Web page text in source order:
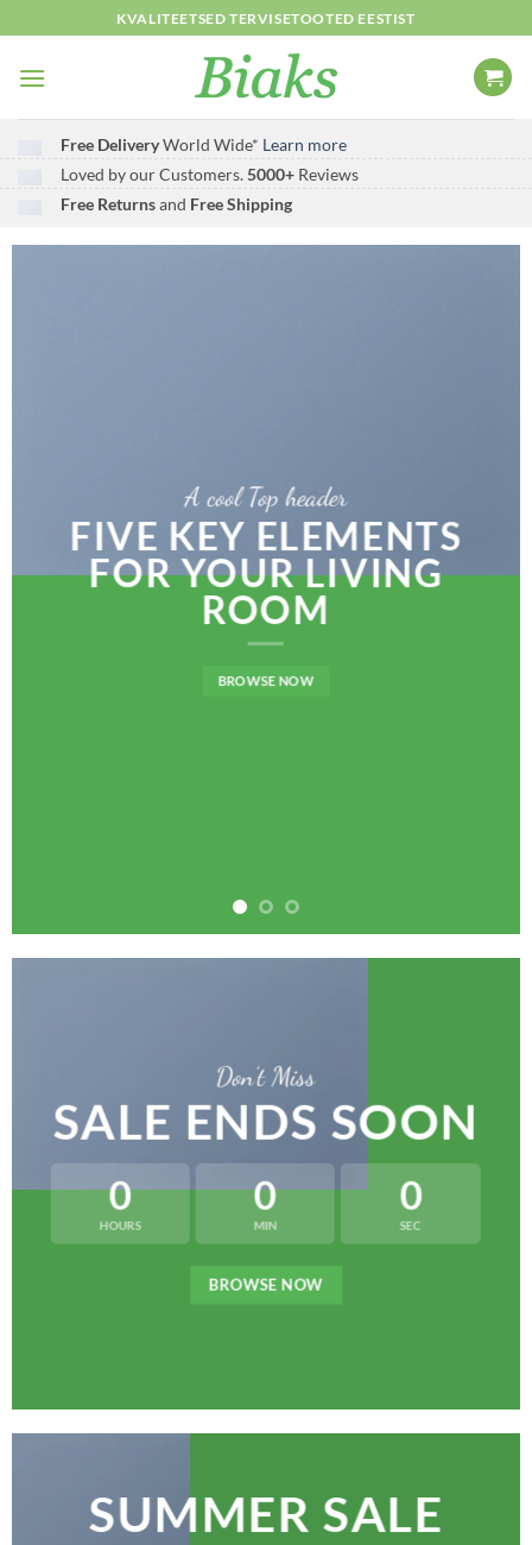
to
content
KVALITEETSED TERVISETOOTED EESTIST
Free DeliveryWorld Wide* Learn more
Loved by our Customers.5000+ Reviews
Free Returnsand Free Shipping
A cool Top header
FIVE KEY ELEMENTS
FOR YOUR LIVING
ROOM
BROWSE NOW
Don’t Miss
SALE ENDS SOON
0
HOURS
0
MIN
0
SEC
BROWSE NOW
SUMMER SALE